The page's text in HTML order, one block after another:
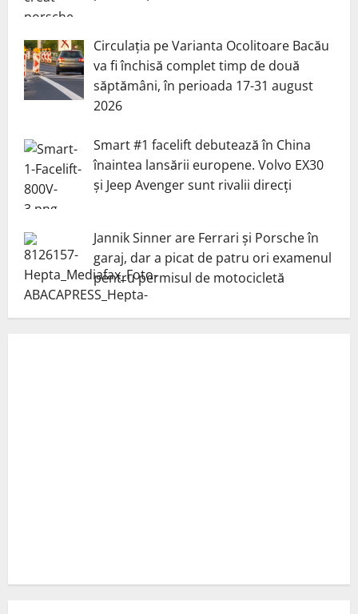
Circulația pe Varianta Ocolitoare Bacău
va fi închisă complet timp de două
săptămâni, în perioada 17-31 august
2026
Smart #1 facelift debutează în China
înaintea lansării europene. Volvo EX30
și Jeep Avenger sunt rivalii direcți
Jannik Sinner are Ferrari și Porsche în
garaj, dar a picat de patru ori examenul
pentru permisul de motocicletă